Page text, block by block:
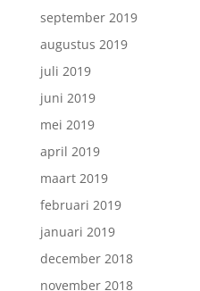
september 2019
augustus 2019
juli 2019
juni 2019
mei 2019
april 2019
maart 2019
februari 2019
januari 2019
december 2018
november 2018